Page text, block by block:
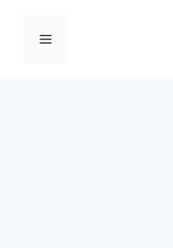
القائمة